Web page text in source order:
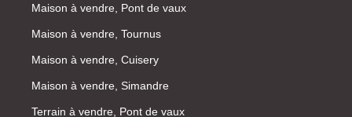
Maison à vendre, Pont de vaux
Maison à vendre, Tournus
Maison à vendre, Cuisery
Maison à vendre, Simandre
Terrain à vendre, Pont de vaux